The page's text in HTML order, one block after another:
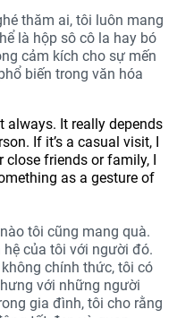
thăm ai, tôi luôn mang
là hộp sô cô la hay bó
cảm kích cho sự mến
biến trong văn hóa
always. It really depends
If it’s a casual visit, I
friends or family, I
as a gesture of
tôi cũng mang quà.
của tôi với người đó.
chính thức, tôi có
với những người
gia đình, tôi cho rằng